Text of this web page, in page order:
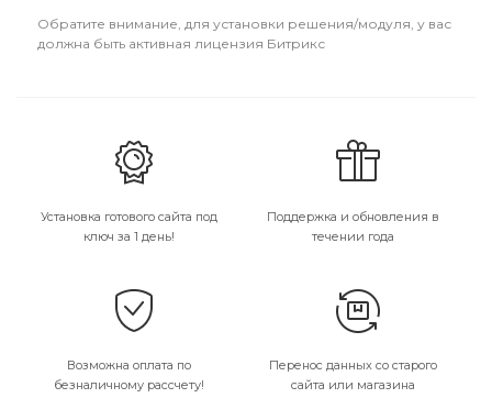
Обратите внимание, для установки решения/модуля, у вас
должна быть активная лицензия Битрикс
Установка готового сайта под
ключ за 1 день!
Поддержка и обновления в
течении года
Возможна оплата по
безналичному рассчету!
Перенос данных со старого
сайта или магазина